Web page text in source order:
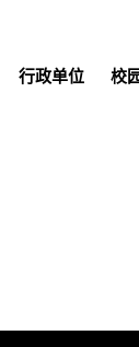
行政单位 校